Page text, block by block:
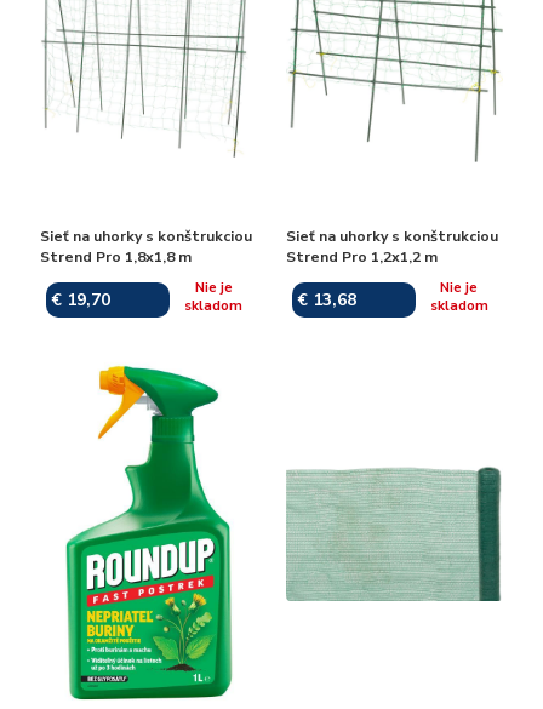
Sieť na uhorky s konštrukciou
Strend Pro 1,8x1,8 m
€ 19,70
Nie je
skladom
Sieť na uhorky s konštrukciou
Strend Pro 1,2x1,2 m
€ 13,68
Nie je
skladom